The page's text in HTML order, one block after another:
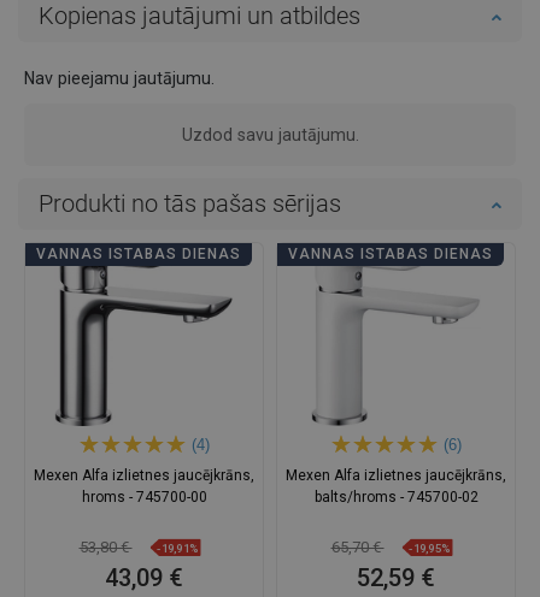
Kopienas jautājumi un atbildes
Nav pieejamu jautājumu.
Uzdod savu jautājumu.
Produkti no tās pašas sērijas
VANNAS ISTABAS DIENAS
(4)
Mexen Alfa izlietnes jaucējkrāns,
hroms - 745700-00
53,80 € -19,91%
43,09 €
VANNAS ISTABAS DIENAS
(6)
Mexen Alfa izlietnes jaucējkrāns,
balts/hroms - 745700-02
65,70 € -19,95%
52,59 €